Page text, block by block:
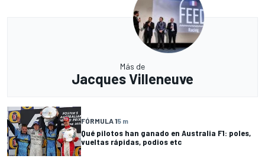
Más de
Jacques Villeneuve
FÓRMULA 15 m
Qué pilotos han ganado en Australia F1: poles,
vueltas rápidas, podios etc